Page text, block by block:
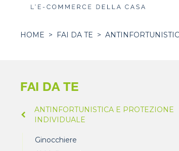
HOME > FAI DA TE >
FAI DA TE
ANTINFORTUNISTICA E PROTEZIONE
INDIVIDUALE
Ginocchiere